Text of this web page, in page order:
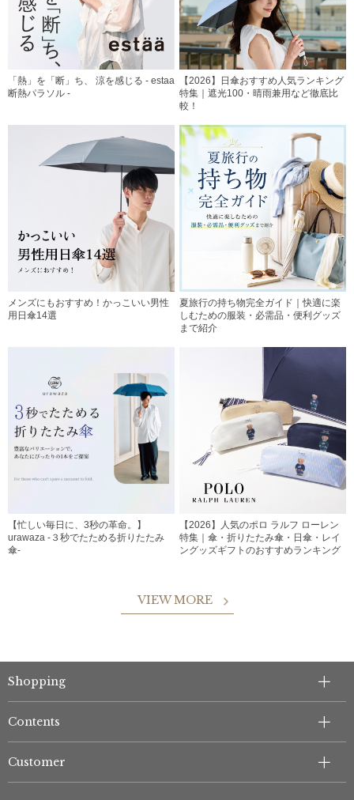
「熱」を「断」ち、 涼を感じる - estaa
断熱パラソル -
【2026】日傘おすすめ人気ランキング
特集｜遮光100・晴雨兼用など徹底比
較！
メンズにもおすすめ！かっこいい男性
用日傘14選
夏旅行の持ち物完全ガイド｜快適に楽
しむための服装・必需品・便利グッズ
まで紹介
【忙しい毎日に、3秒の革命。】
urawaza -３秒でたためる折りたたみ
傘-
【2026】人気のポロ ラルフ ローレン
特集｜傘・折りたたみ傘・日傘・レイ
ングッズギフトのおすすめランキング
VIEW MORE
Shopping
Contents
Customer